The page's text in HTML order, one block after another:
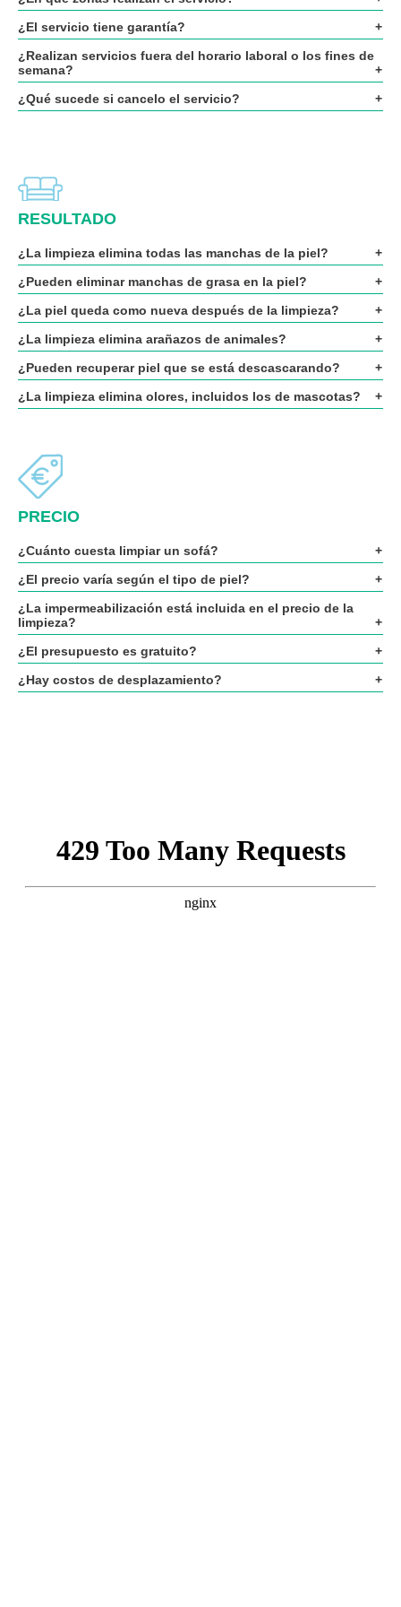
¿El servicio tiene garantía?
¿Realizan servicios fuera del horario laboral o los fines de
semana?
¿Qué sucede si cancelo el servicio?
RESULTADO
¿La limpieza elimina todas las manchas de la piel?
¿Pueden eliminar manchas de grasa en la piel?
¿La piel queda como nueva después de la limpieza?
¿La limpieza elimina arañazos de animales?
¿Pueden recuperar piel que se está descascarando?
¿La limpieza elimina olores, incluidos los de mascotas?
PRECIO
¿Cuánto cuesta limpiar un sofá?
¿El precio varía según el tipo de piel?
¿La impermeabilización está incluida en el precio de la
limpieza?
¿El presupuesto es gratuito?
¿Hay costos de desplazamiento?